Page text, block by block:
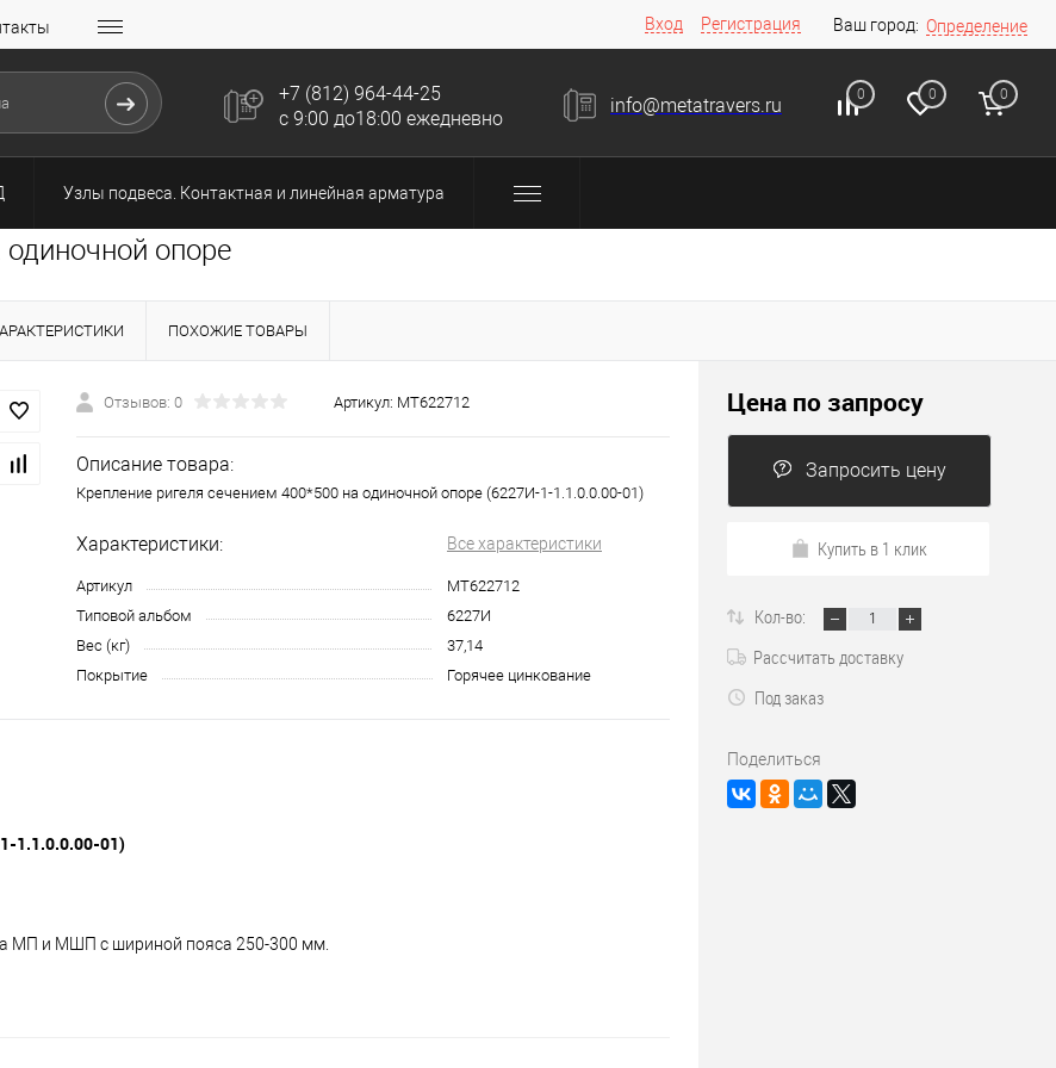
Вход Регистрация Ваш город: Определение
+7 (812) 964-44-25
с 9:00 до18:00 ежедневно
info@metatravers.ru 0 0 0
Узлы подвеса. Контактная и линейная арматура
опоре
ПОХОЖИЕ ТОВАРЫ
Отзывов: 0 Артикул: МТ622712
Описание товара:
Крепление ригеля сечением 400*500 на одиночной опоре (6227И-1-1.1.0.0.00-01)
Характеристики: Все характеристики
Артикул
МТ622712
Типовой альбом
6227И
Вес (кг)
37,14
Покрытие
Горячее цинкование
1.1.0.0.00-01)
МП и МШП с шириной пояса 250-300 мм.
Цена по запросу
Запросить цену
Купить в 1 клик
Кол-во:
Рассчитать доставку
Под заказ
Поделиться